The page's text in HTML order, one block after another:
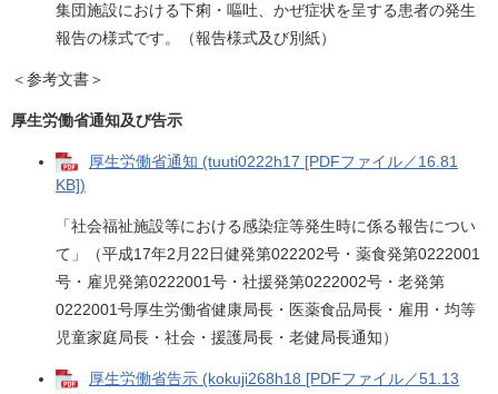
集団施設における下痢・嘔吐、かぜ症状を呈する患者の発生
報告の様式です。（報告様式及び別紙）
＜参考文書＞
厚生労働省通知及び告示
厚生労働省通知 (tuuti0222h17 [PDFファイル／16.81
KB])
「社会福祉施設等における感染症等発生時に係る報告につい
て」（平成17年2月22日健発第022202号・薬食発第0222001
号・雇児発第0222001号・社援発第0222002号・老発第
0222001号厚生労働省健康局長・医薬食品局長・雇用・均等
児童家庭局長・社会・援護局長・老健局長通知）
厚生労働省告示 (kokuji268h18 [PDFファイル／51.13